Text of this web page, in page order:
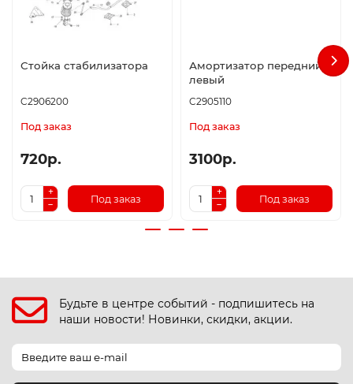
Стойка стабилизатора
C2906200
Под заказ
720р.
Под заказ
Амортизатор передний
левый
C2905110
Под заказ
3100р.
Под заказ
Будьте в центре событий - подпишитесь на
наши новости! Новинки, скидки, акции.